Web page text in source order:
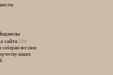
сайта [20]
собираю все свои
наших